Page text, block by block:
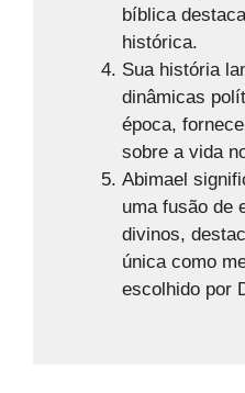
bíblica
histórica.
Sua história
dinâmicas
época,
sobre a vida
Abimael
uma fusão de
divinos,
única como
escolhido por